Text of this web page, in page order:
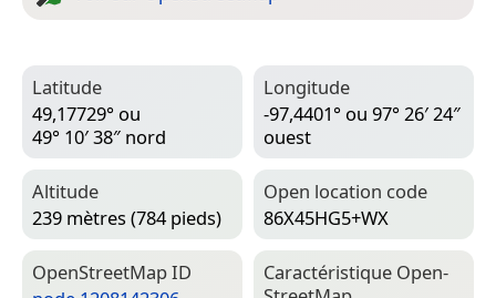
Latitude
49,17729° ou
49° 10′ 38″ nord
Longitude
-97,4401° ou 97° 26′ 24″
ouest
Altitude
239 mètres (784 pieds)
Open location code
86X45HG5+WX
Open­Street­Map ID
Caractéristique Open­